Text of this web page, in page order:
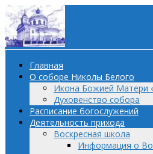
Главная
О соборе Николы Белого
Икона Божией Матери
Духовенство собора
Расписание богослужений
Деятельность прихода
Воскресная школа
Информация о